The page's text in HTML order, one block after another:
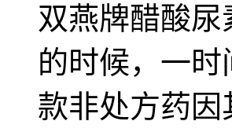
双燕牌醋酸
的时候，一
款非处方药